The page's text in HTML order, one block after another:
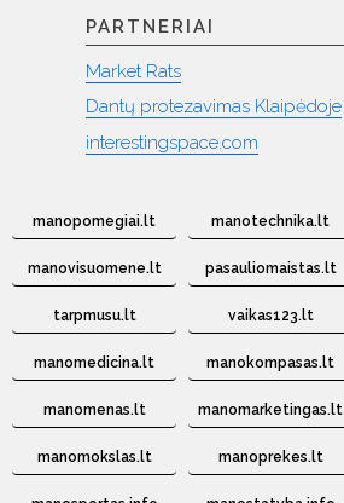
PARTNERIAI
Market Rats
Dantų protezavimas Klaipėdoje
interestingspace.com
manopomegiai.lt manotechnika.lt
manovisuomene.lt pasauliomaistas.lt
tarpmusu.lt vaikas123.lt
manomedicina.lt manokompasas.lt
manomenas.lt manomarketingas.lt
manomokslas.lt manoprekes.lt